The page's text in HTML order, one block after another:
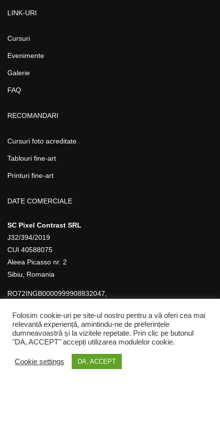
LINK-URI
Cursuri
Evenimente
Galerie
FAQ
RECOMANDARI
Cursuri foto acreditate
Tablouri fine-art
Printuri fine-art
DATE COMERCIALE
SC Pixel Contrast SRL
J32/394/2019
CUI 40588075
Aleea Picasso nr. 2
Sibiu, Romania
RO72INGB0000999908832047,
Scoala de Fotografie Image Art
Copyright © Pixel Contrast SRL
Folosim cookie-uri pe site-ul nostru pentru a vă oferi cea mai
relevantă experiență, amintindu-ne de preferințele
dumneavoastră și la vizitele repetate. Prin clic pe butonul
"DA, ACCEPT" accepți utilizarea modulelor cookie.
Cookie settings DA, ACCEPT